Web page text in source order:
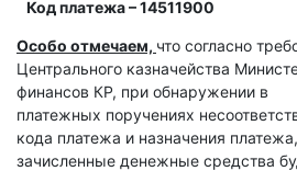
Код платежа – 14511900
Особо отмечаем, что согласно
Центрального казначейства
финансов КР, при обнаружении в
платежных поручениях
кода платежа и назначения платежа,
зачисленные денежные средства